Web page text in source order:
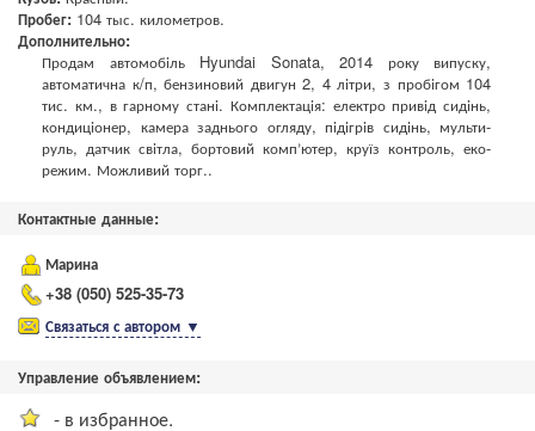
Пробег: 104 тыс. километров.
Дополнительно:
Продам автомобіль Hyundai Sonata, 2014 року випуску,
автоматична к/п, бензиновий двигун 2, 4 літри, з пробігом 104
тис. км., в гарному стані. Комплектація: електро привід сидінь,
кондиціонер, камера заднього огляду, підігрів сидінь, мульти-
руль, датчик світла, бортовий компʼютер, круїз контроль, еко-
режим. Можливий торг..
Контактные данные:
Марина
+38 (050) 525-35-73
Связаться с автором ▼
Управление объявлением:
- в избранное.